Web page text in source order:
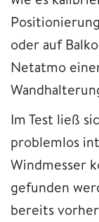
oder auf
Netatmo
Im Test ließ
problemlos
Windmesser
gefunden
bereits